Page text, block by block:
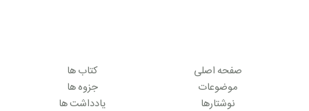
صفحه اصلی
موضوعات
نوشتارها
کتاب ها
جزوه ها
یادداشت ها